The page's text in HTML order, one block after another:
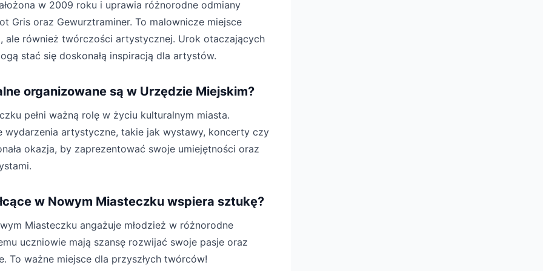
w 2009 roku i uprawia różnorodne odmiany
Gris oraz Gewurztraminer. To malownicze miejsce
ale również twórczości artystycznej. Urok otaczających
stać się doskonałą inspiracją dla artystów.
organizowane są w Urzędzie Miejskim?
pełni ważną rolę w życiu kulturalnym miasta.
wydarzenia artystyczne, takie jak wystawy, koncerty czy
okazja, by zaprezentować swoje umiejętności oraz
w Nowym Miasteczku wspiera sztukę?
Miasteczku angażuje młodzież w różnorodne
uczniowie mają szansę rozwijać swoje pasje oraz
To ważne miejsce dla przyszłych twórców!